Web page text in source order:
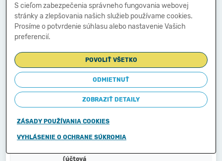
(381)
3.
Príjmy budúcich
období (385)
113
Vzťahy k účtom
Štátnej
(účtová
S cieľom zabezpečenia správneho fungovania webovej
stránky a zlepšovania našich služieb používame cookies.
Prosíme o potvrdenie súhlasu alebo nastavenie Vašich
preferencií.
POVOLIŤ VŠETKO
ODMIETNUŤ
ZOBRAZIŤ DETAILY
ZÁSADY POUŽÍVANIA COOKIES
VYHLÁSENIE O OCHRANE SÚKROMIA